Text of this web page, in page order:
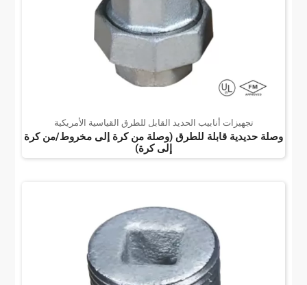
تجهيزات أنابيب الحديد القابل للطرق القياسية الأمريكية
وصلة حديدية قابلة للطرق (وصلة من كرة إلى مخروط/من كرة
إلى كرة)